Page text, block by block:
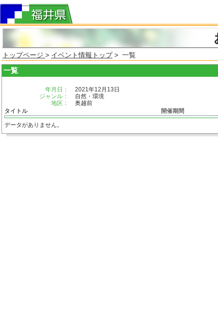
トップページ > イベント情報トップ> 一覧
一覧
年月日：
2021年12月13日
ジャンル：
自然・環境
地区：
奥越前
タイトル
開催期間
データがありません。